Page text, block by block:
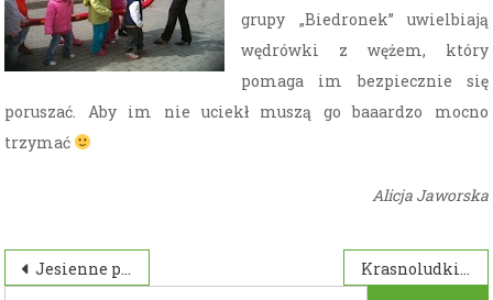
grupy „Biedronek” uwielbiają
wędrówki z wężem, który
pomaga im bezpiecznie się
poruszać. Aby im nie uciekł muszą go baaardzo mocno
trzymać
Alicja Jaworska
Nawigacja
Jesienne prace „Smerfów”
Krasnoludki na spacerze
Szukaj: